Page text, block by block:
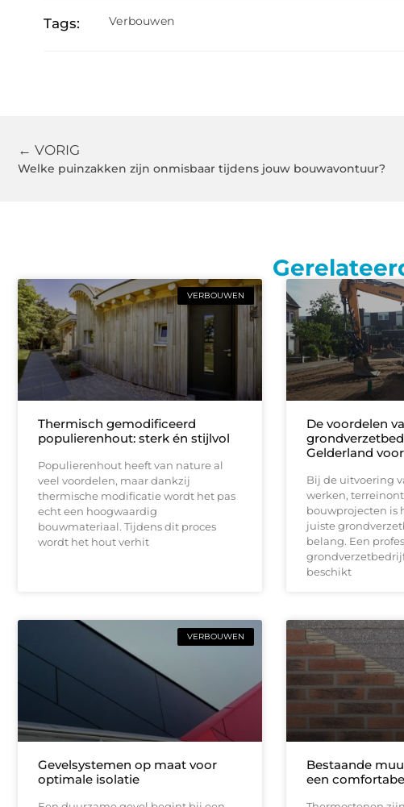
Tags: Verbouwen
← VORIG
Welke puinzakken zijn onmisbaar tijdens jouw bouwavontuur?
VERBOUWEN
Thermisch gemodificeerd
populierenhout: sterk én stijlvol
Populierenhout heeft van nature al
veel voordelen, maar dankzij
thermische modificatie wordt het pas
echt een hoogwaardig
bouwmateriaal. Tijdens dit proces
wordt het hout verhit
De voordelen
Gelderland
Bij de uitvoering
werken,
bouwprojecten is
juiste
belang. Een
beschikt
VERBOUWEN
Gevelsystemen op maat voor
optimale isolatie
Bestaande
een